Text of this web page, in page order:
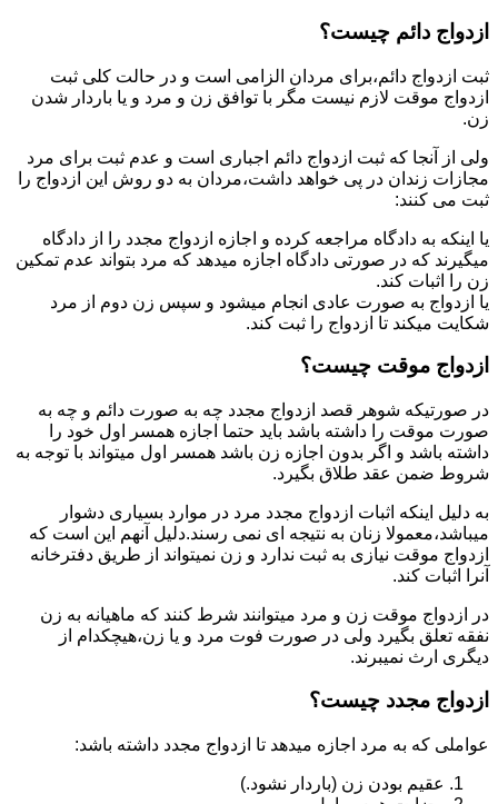
ازدواج دائم چیست؟
ثبت ازدواج دائم،برای مردان الزامی است و در حالت کلی ثبت
ازدواج موقت لازم نیست مگر با توافق زن و مرد و یا باردار شدن
زن.
ولی از آنجا که ثبت ازدواج دائم اجباری است و عدم ثبت برای مرد
مجازات زندان در پی خواهد داشت،مردان به دو روش این ازدواج را
ثبت می کنند:
یا اینکه به دادگاه مراجعه کرده و اجازه ازدواج مجدد را از دادگاه
میگیرند که در صورتی دادگاه اجازه میدهد که مرد بتواند عدم تمکین
زن را اثبات کند.
یا ازدواج به صورت عادی انجام میشود و سپس زن دوم از مرد
شکایت میکند تا ازدواج را ثبت کند.
ازدواج موقت چیست؟
در صورتیکه شوهر قصد ازدواج مجدد چه به صورت دائم و چه به
صورت موقت را داشته باشد باید حتما اجازه همسر اول خود را
داشته باشد و اگر بدون اجازه زن باشد همسر اول میتواند با توجه به
شروط ضمن عقد طلاق بگیرد.
به دلیل اینکه اثبات ازدواج مجدد مرد در موارد بسیاری دشوار
میباشد،معمولا زنان به نتیجه ای نمی رسند.دلیل آنهم این است که
ازدواج موقت نیازی به ثبت ندارد و زن نمیتواند از طریق دفترخانه
آنرا اثبات کند.
در ازدواج موقت زن و مرد میتوانند شرط کنند که ماهیانه به زن
نفقه تعلق بگیرد ولی در صورت فوت مرد و یا زن،هیچکدام از
دیگری ارث نمیبرند.
ازدواج مجدد چیست؟
عواملی که به مرد اجازه میدهد تا ازدواج مجدد داشته باشد:
عقیم بودن زن (باردار نشود.)